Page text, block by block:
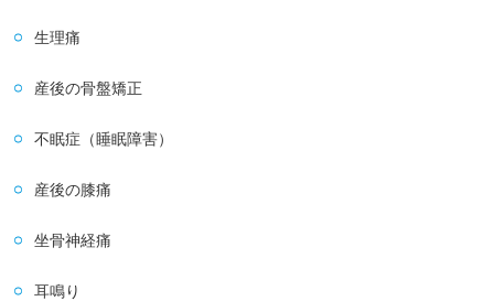
生理痛
産後の骨盤矯正
不眠症（睡眠障害）
産後の膝痛
坐骨神経痛
耳鳴り